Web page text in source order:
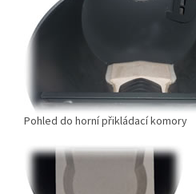
Pohled do horní přikládací komory